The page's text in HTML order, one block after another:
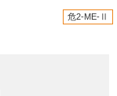
危2-ME-Ⅱ